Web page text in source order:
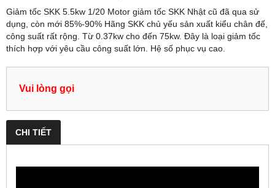
Giảm tốc SKK 5.5kw 1/20 Motor giảm tốc SKK Nhật cũ đã qua sử
dụng, còn mới 85%-90% Hãng SKK chủ yếu sản xuất kiểu chân đế,
công suất rất rộng. Từ 0.37kw cho đến 75kw. Đây là loại giảm tốc
thích hợp với yêu cầu công suất lớn. Hệ số phục vụ cao.
Vui lòng gọi
CHI TIẾT